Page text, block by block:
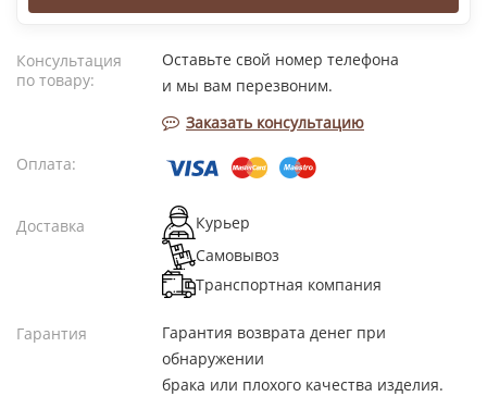
Консультация
по товару:
Оставьте свой номер телефона
и мы вам перезвоним.
Заказать консультацию
Оплата:
Доставка
Курьер
Самовывоз
Транспортная компания
Гарантия
Гарантия возврата денег при
обнаружении
брака или плохого качества изделия.